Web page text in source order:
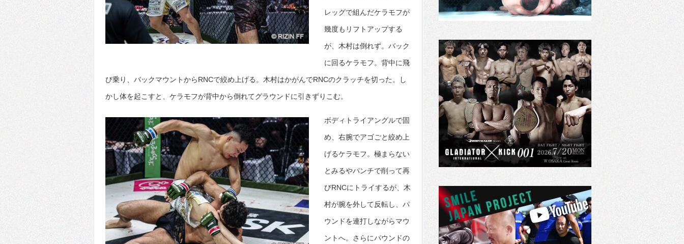
レッグで組んだケラモフが
幾度もリフトアップする
が、木村は倒れず。バック
に回るケラモフ。背中に飛
び乗り、バックマウントからRNCで絞め上げる。木村はかがんでRNCのクラッチを切った。し
かし体を起こすと、ケラモフが背中から倒れてグラウンドに引きずりこむ。
ボディトライアングルで固
め、右腕でアゴごと絞め上
げるケラモフ。極まらない
とみるやパンチで削って再
びRNCにトライするが、木
村が腕を外して反転し、パ
ウンドを連打しながらマウ
ントへ。さらにパウンドの